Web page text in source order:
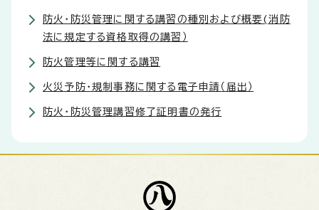
防火・防災管理に関する講習の種別および概要(消防
法に規定する資格取得の講習）
防火管理等に関する講習
火災予防・規制事務に関する電子申請（届出）
防火・防災管理講習修了証明書の発行